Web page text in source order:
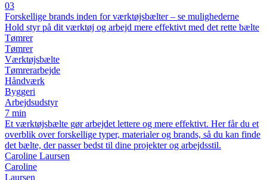
03
Forskellige brands inden for værktøjsbælter – se mulighederne
Hold styr på dit værktøj og arbejd mere effektivt med det rette bælte
Tømrer
Tømrer
Værktøjsbælte
Tømrerarbejde
Håndværk
Byggeri
Arbejdsudstyr
7 min
Et værktøjsbælte gør arbejdet lettere og mere effektivt. Her får du et
overblik over forskellige typer, materialer og brands, så du kan finde
det bælte, der passer bedst til dine projekter og arbejdsstil.
Caroline Laursen
Caroline
Laursen